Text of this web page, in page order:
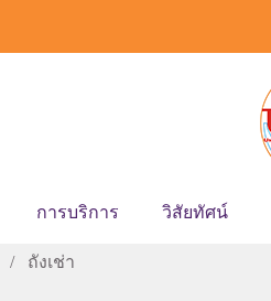
การบริการ วิสัยทัศน์
ถังเช่า